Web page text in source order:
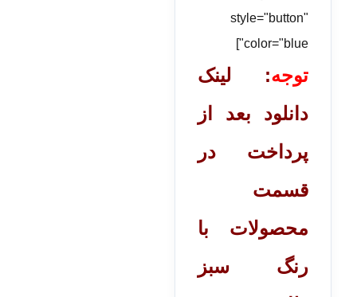
style="button"
color="blue"]
توجه: لینک
دانلود بعد از
پرداخت در
قسمت
محصولات با
رنگ سبز